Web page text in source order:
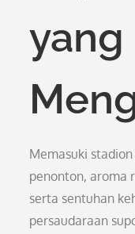
yang
Memasuki
penonton, aroma
serta sentuhan
persaudaraan